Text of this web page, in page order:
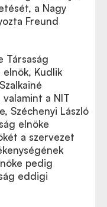
a Nagy
Freund
Társaság
Kudlik
a NIT
Széchenyi László
elnöke
a szervezet
pedig
eddigi